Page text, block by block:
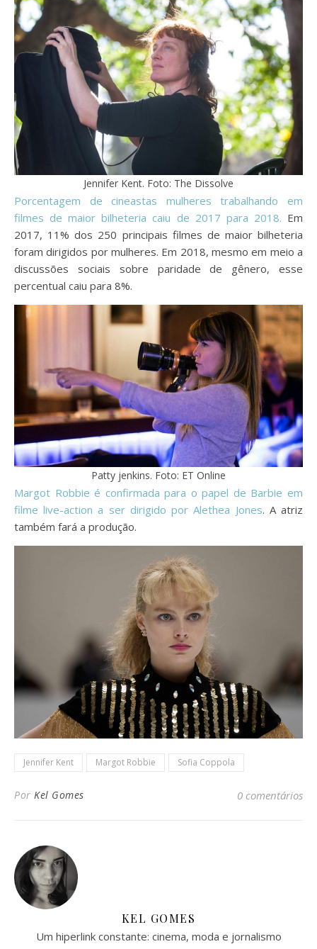
Jennifer Kent. Foto: The Dissolve
Porcentagem de cineastas mulheres trabalhando em
filmes de maior bilheteria caiu de 2017 para 2018. Em
2017, 11% dos 250 principais filmes de maior bilheteria
foram dirigidos por mulheres. Em 2018, mesmo em meio a
discussões sociais sobre paridade de gênero, esse
percentual caiu para 8%.
Patty jenkins. Foto: ET Online
Margot Robbie é confirmada para o papel de Barbie em
filme live-action a ser dirigido por Alethea Jones. A atriz
também fará a produção.
Jennifer Kent Margot Robbie Sofia Coppola
Por Kel Gomes 0 comentários
KEL GOMES
Um hiperlink constante: cinema, moda e jornalismo